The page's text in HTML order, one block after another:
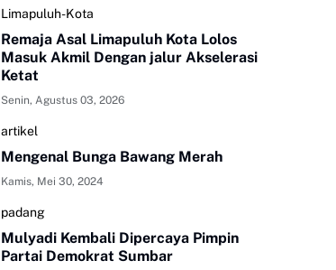
Limapuluh-Kota
Remaja Asal Limapuluh Kota Lolos
Masuk Akmil Dengan jalur Akselerasi
Ketat
Senin, Agustus 03, 2026
artikel
Mengenal Bunga Bawang Merah
Kamis, Mei 30, 2024
padang
Mulyadi Kembali Dipercaya Pimpin
Partai Demokrat Sumbar